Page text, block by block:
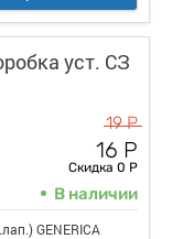
уст. СЗ
19 Р
16 Р
Скидка 0 Р
В наличии
GENERICA